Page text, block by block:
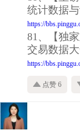
统计数据
https://
81、【独
交易数据
https://
点赞 6